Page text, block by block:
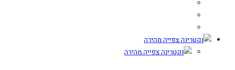
צפייה מהירה
צפייה מהירה